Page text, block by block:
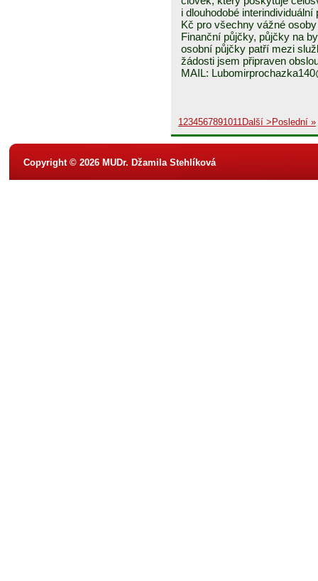
i dlouhodobé
Kč pro všechny vážné
Finanční půjčky, půjčky na
osobní půjčky patří mezi
žádosti jsem připraven
MAIL:
1234567891011Další > Poslední »
Copyright © 2026 MUDr. Džamila Stehlíková